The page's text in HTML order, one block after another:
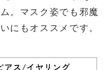
。マスク姿でも邪魔
にもオススメです。